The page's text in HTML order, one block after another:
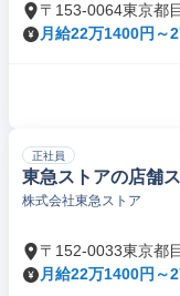
〒153-0064東京都
月給22万1400円～
正社員
東急ストアの店舗
株式会社東急ストア
〒152-0033東京都
月給22万1400円～